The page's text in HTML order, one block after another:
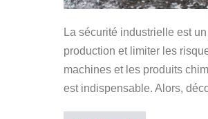
La sécurité industrielle est
production et limiter les
machines et les produits
est indispensable. Alors,